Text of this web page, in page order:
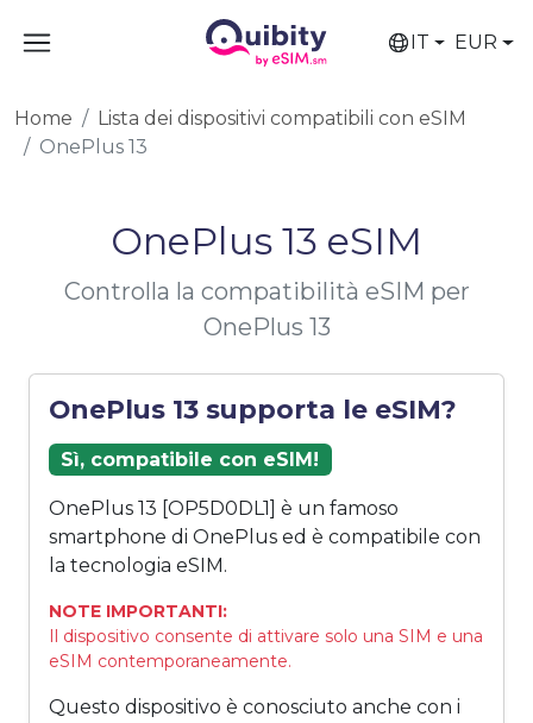
IT EUR
Home
Lista dei dispositivi compatibili con eSIM
OnePlus 13
OnePlus 13 eSIM
Controlla la compatibilità eSIM per
OnePlus 13
OnePlus 13 supporta le eSIM?
Sì, compatibile con eSIM!
OnePlus 13 [OP5D0DL1] è un famoso
smartphone di OnePlus ed è compatibile con
la tecnologia eSIM.
NOTE IMPORTANTI:
Il dispositivo consente di attivare solo una SIM e una
eSIM contemporaneamente.
Questo dispositivo è conosciuto anche con i